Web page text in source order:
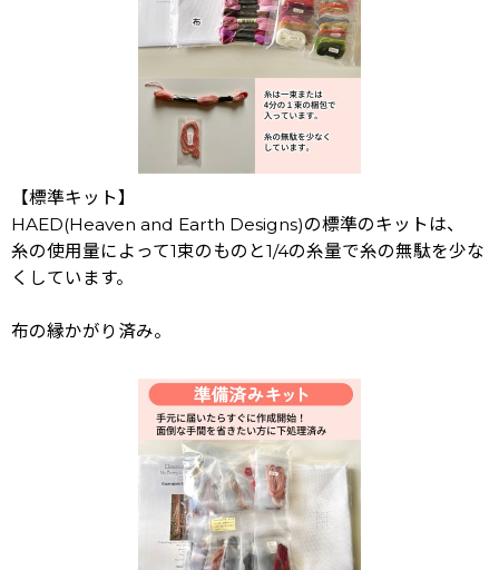
【標準キット】
HAED(Heaven and Earth Designs)の標準のキットは、
糸の使用量によって1束のものと1/4の糸量で糸の無駄を少な
くしています。
布の縁かがり済み。